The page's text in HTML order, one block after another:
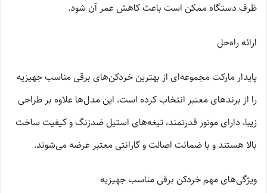
ظرف دستگاه ممکن است باعث کاهش عمر آن شود.
ارائه راه‌حل
پایدار مارکت مجموعه‌ای از بهترین خردکن‌های برقی مناسب جهیزیه
را از برندهای معتبر انتخاب کرده است. این مدل‌ها علاوه بر طراحی
زیبا، دارای موتور قدرتمند، تیغه‌های استیل ضدزنگ و کیفیت ساخت
بالا هستند و با ضمانت اصالت و گارانتی معتبر عرضه می‌شوند.
ویژگی‌های مهم خردکن برقی مناسب جهیزیه